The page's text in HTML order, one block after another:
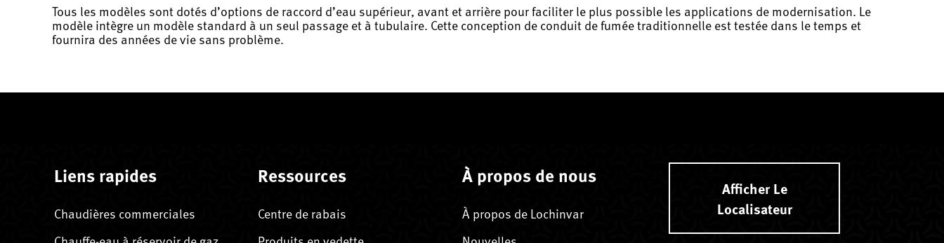
Tous les modèles sont dotés d’options de raccord d’eau supérieur, avant et arrière pour faciliter le plus possible les applications de modernisation. Le
modèle intègre un modèle standard à un seul passage et à tubulaire. Cette conception de conduit de fumée traditionnelle est testée dans le temps et
fournira des années de vie sans problème.
Liens rapides
Chaudières commerciales
Ressources
Centre de rabais
À propos de nous
À propos de Lochinvar
Afficher Le
Localisateur